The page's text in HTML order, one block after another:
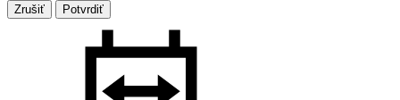
Zrušiť Potvrdiť